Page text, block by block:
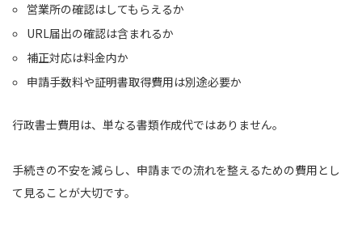
営業所の確認はしてもらえるか
URL届出の確認は含まれるか
補正対応は料金内か
申請手数料や証明書取得費用は別途必要か
行政書士費用は、単なる書類作成代ではありません。
手続きの不安を減らし、申請までの流れを整えるための費用とし
て見ることが大切です。